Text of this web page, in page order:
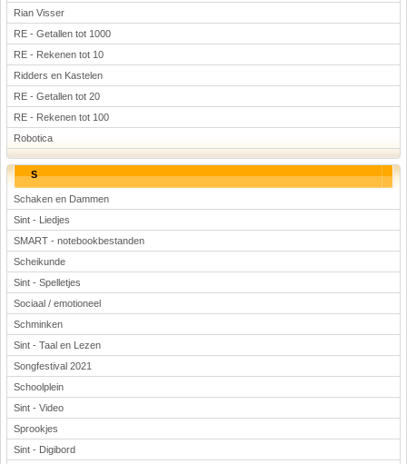
Rian Visser
RE - Getallen tot 1000
RE - Rekenen tot 10
Ridders en Kastelen
RE - Getallen tot 20
RE - Rekenen tot 100
Robotica
S
Schaken en Dammen
Sint - Liedjes
SMART - notebookbestanden
Scheikunde
Sint - Spelletjes
Sociaal / emotioneel
Schminken
Sint - Taal en Lezen
Songfestival 2021
Schoolplein
Sint - Video
Sprookjes
Sint - Digibord